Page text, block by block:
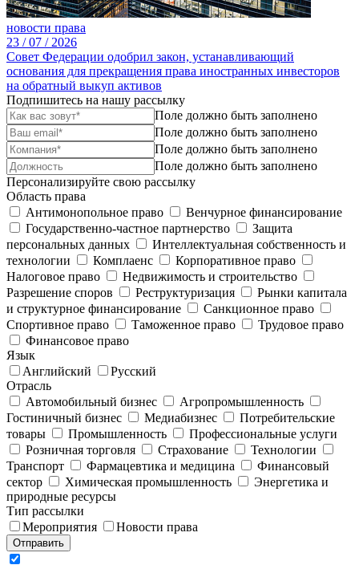
новости права
23 /07 / 2026
Совет Федерации одобрил закон, устанавливающий
основания для прекращения права иностранных инвесторов
на обратный выкуп активов
Подпишитесь на нашу рассылку
Поле должно быть заполнено
Поле должно быть заполнено
Поле должно быть заполнено
Поле должно быть заполнено
Персонализируйте свою рассылку
Область права
Антимонопольное право
Венчурное финансирование
Государственно-частное партнерство
Защита
персональных данных
Интеллектуальная собственность и
технологии
Комплаенс
Корпоративное право
Налоговое право
Недвижимость и строительство
Разрешение споров
Реструктуризация
Рынки капитала
и структурное финансирование
Санкционное право
Спортивное право
Таможенное право
Трудовое право
Финансовое право
Язык
Английский
Русский
Отрасль
Автомобильный бизнес
Агропромышленность
Гостиничный бизнес
Медиабизнес
Потребительские
товары
Промышленность
Профессиональные услуги
Розничная торговля
Страхование
Технологии
Транспорт
Фармацевтика и медицина
Финансовый
сектор
Химическая промышленность
Энергетика и
природные ресурсы
Тип рассылки
Мероприятия
Новости права
Отправить